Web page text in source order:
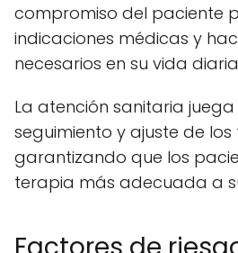
compromiso del paciente
indicaciones médicas y
necesarios en su vida
La atención sanitaria
seguimiento y ajuste de
garantizando que los
terapia más adecuada a